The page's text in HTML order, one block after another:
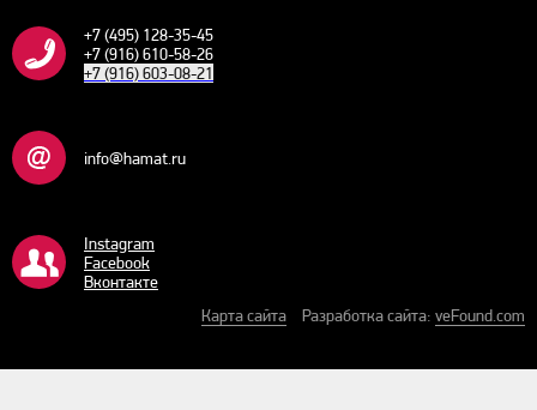
+7 (495) 128-35-45
+7 (916) 610-58-26
+7 (916) 603-08-21
info@hamat.ru
Instagram
Facebook
Bконтакте
Карта сайта
Разработка сайта: veFound.com